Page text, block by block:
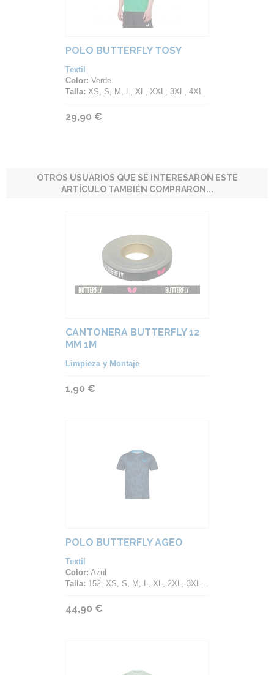
POLO BUTTERFLY TOSY
Textil
Color: Verde
Talla: XS, S, M, L, XL, XXL, 3XL, 4XL
29,90 €
OTROS USUARIOS QUE SE INTERESARON ESTE
ARTÍCULO TAMBIÉN COMPRARON...
CANTONERA BUTTERFLY 12
MM 1M
Limpieza y Montaje
1,90 €
POLO BUTTERFLY AGEO
Textil
Color: Azul
Talla: 152, XS, S, M, L, XL, 2XL, 3XL, 4XL
44,90 €